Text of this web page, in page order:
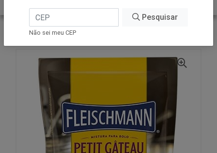
INÍCIO M. P/ BOLO PETIT GATEAU 350G
Pesquisar
Não sei meu CEP